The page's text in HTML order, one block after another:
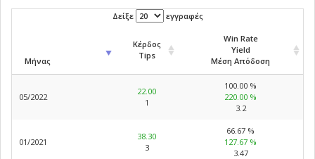
Δείξε εγγραφές
Μήνας
Κέρδος
Tips
Win Rate
Yield
Μέση Απόδοση
05/2022
22.00
1
100.00 %
220.00 %
3.2
01/2021
38.30
3
66.67 %
127.67 %
3.47